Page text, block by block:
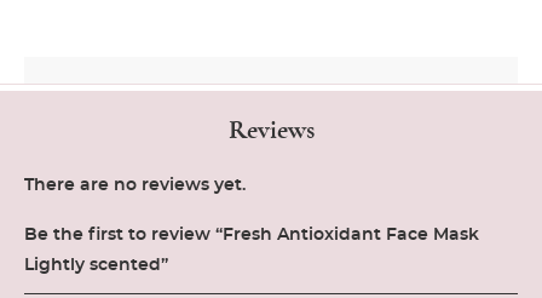
Reviews
There are no reviews yet.
Be the first to review “Fresh Antioxidant Face Mask
Lightly scented”